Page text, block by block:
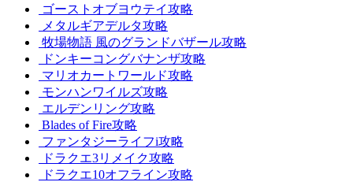
ゴーストオブヨウテイ攻略
メタルギアデルタ攻略
牧場物語 風のグランドバザール攻略
ドンキーコングバナンザ攻略
マリオカートワールド攻略
モンハンワイルズ攻略
エルデンリング攻略
Blades of Fire攻略
ファンタジーライフi攻略
ドラクエ3リメイク攻略
ドラクエ10オフライン攻略